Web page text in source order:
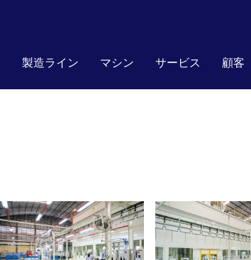
製造ライン マシン サービス 顧客